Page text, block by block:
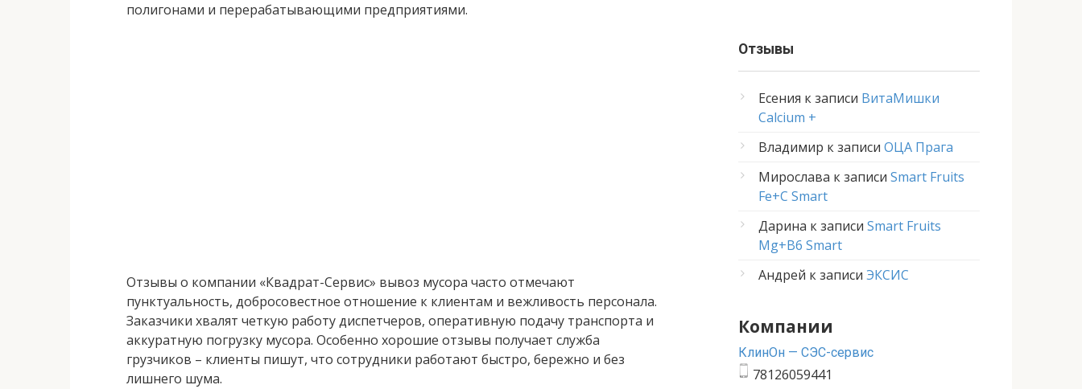
полигонами и перерабатывающими предприятиями.
Отзывы о компании «Квадрат-Сервис» вывоз мусора часто отмечают
пунктуальность, добросовестное отношение к клиентам и вежливость персонала.
Заказчики хвалят четкую работу диспетчеров, оперативную подачу транспорта и
аккуратную погрузку мусора. Особенно хорошие отзывы получает служба
грузчиков – клиенты пишут, что сотрудники работают быстро, бережно и без
лишнего шума.
Отзывы
Есения к записи ВитаМишки
Calcium +
Владимир к записи ОЦА Прага
Мирослава к записи Smart Fruits
Fe+C Smart
Дарина к записи Smart Fruits
Mg+B6 Smart
Андрей к записи ЭКСИС
Компании
КлинОн — СЭС-сервис
78126059441